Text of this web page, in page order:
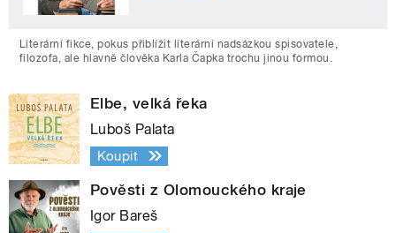
Literární fikce, pokus přiblížit literární nadsázkou spisovatele,
filozofa, ale hlavně člověka Karla Čapka trochu jinou formou.
Elbe, velká řeka
Luboš Palata
Koupit
Pověsti z Olomouckého kraje
Igor Bareš